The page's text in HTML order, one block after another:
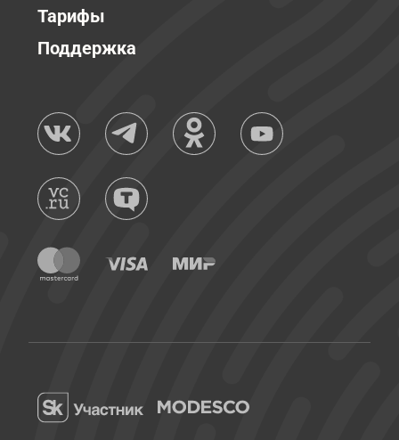
Тарифы
Поддержка